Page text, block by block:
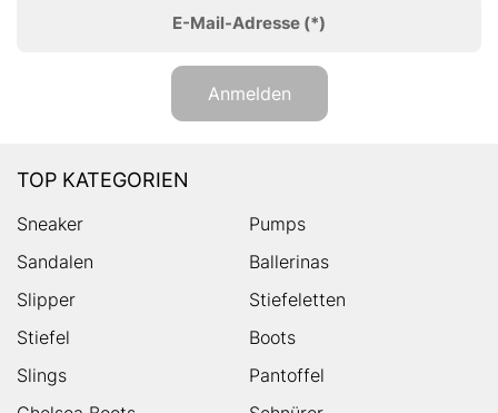
E-Mail-Adresse (*)
Anmelden
TOP KATEGORIEN
Sneaker
Pumps
Sandalen
Ballerinas
Slipper
Stiefeletten
Stiefel
Boots
Slings
Pantoffel